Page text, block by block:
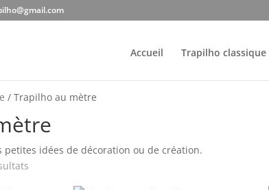
Accueil Trapilho classique
/ Trapilho au mètre
idées de décoration ou de création.